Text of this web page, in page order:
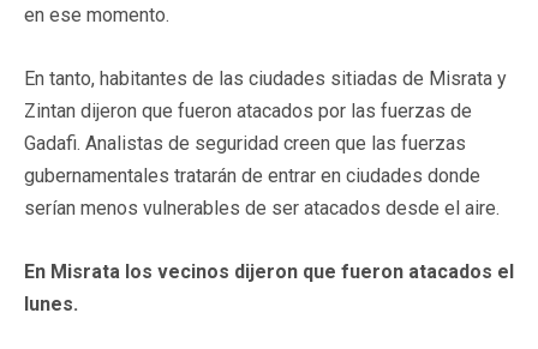
en ese momento.
En tanto, habitantes de las ciudades sitiadas de Misrata y
Zintan dijeron que fueron atacados por las fuerzas de
Gadafi. Analistas de seguridad creen que las fuerzas
gubernamentales tratarán de entrar en ciudades donde
serían menos vulnerables de ser atacados desde el aire.
En Misrata los vecinos dijeron que fueron atacados el
lunes.